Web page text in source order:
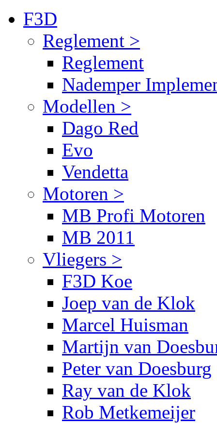
F3D
Reglement >
Reglement
Nademper
Modellen >
Dago Red
Evo
Vendetta
Motoren >
MB Profi Motoren
MB 2011
Vliegers >
F3D Koe
Joep van de Klok
Marcel Huisman
Martijn van
Peter van Doesburg
Ray van de Klok
Rob Metkemeijer